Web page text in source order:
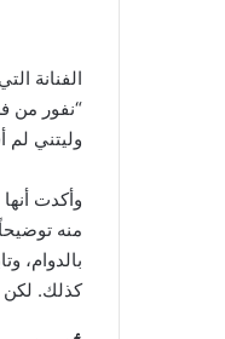
الفنانة
“نفور من
وليتني لم
وأكدت
منه
كذلك. لكن